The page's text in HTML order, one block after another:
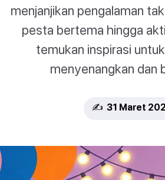
menjanjikan pengalaman
pesta bertema hingga
temukan inspirasi
menyenangkan dan
✍️ 31 Maret